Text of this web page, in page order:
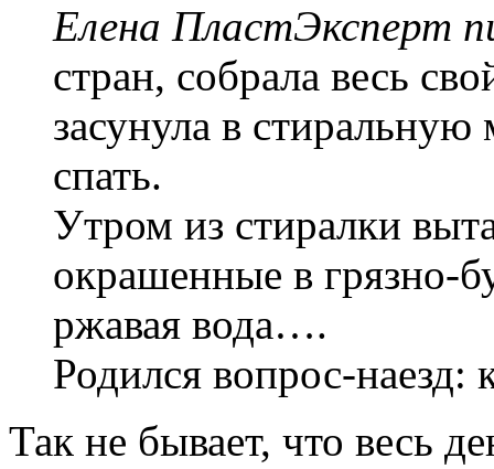
Елена ПластЭксперт
стран, собрала весь
засунула в
спать.
Утром из стиралки
окрашенные в грязно-
ржавая вода….
Родился вопрос-наезд:
Так не бывает, что весь